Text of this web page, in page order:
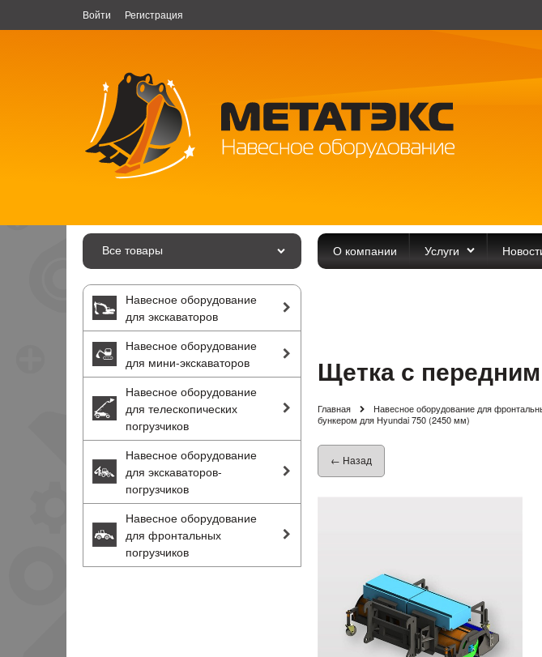
Войти Регистрация
Все товары О компании Услуги
Навесное оборудование
для экскаваторов
Навесное оборудование
для мини-экскаваторов
Навесное оборудование
для телескопических
погрузчиков
Навесное оборудование
для экскаваторов-
погрузчиков
Навесное оборудование
для фронтальных
погрузчиков
Щетка с
Главная Навесное оборудование для
бункером для Hyundai 750 (2450 мм)
← Назад